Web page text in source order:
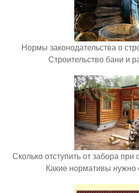
Нормы законодательства о
Строительство бани и
Сколько отступить от забора при
Какие нормативы нужно